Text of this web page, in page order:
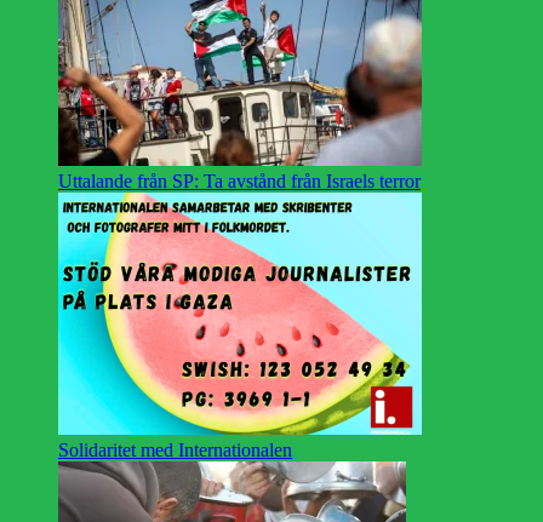
Uttalande från SP: Ta avstånd från Israels terror
Solidaritet med Internationalen